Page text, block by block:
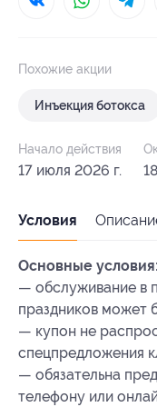
Похожие акции
Инъекция ботокса
Начало действия
17 июля 2026 г.
Условия
Основные условия:
— обслуживание в
праздников может
— купон не
спецпредложения
— обязательна
телефону или